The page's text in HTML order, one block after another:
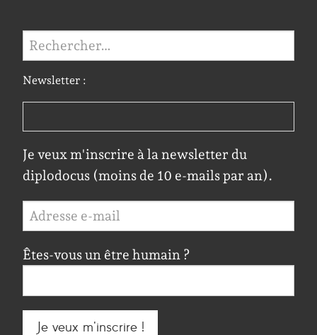
Rechercher :
Newsletter :
Je veux m'inscrire à la newsletter du
diplodocus (moins de 10 e-mails par an).
Êtes-vous un être humain ?